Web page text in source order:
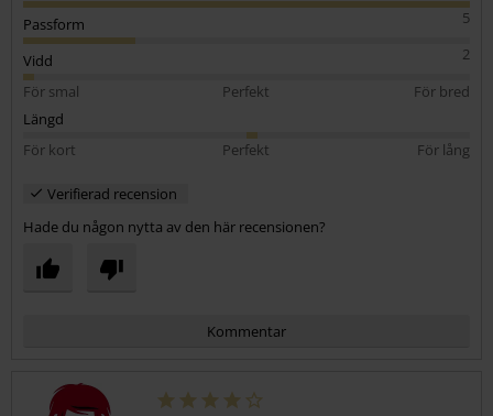
5
Passform
2
Vidd
För smal
Perfekt
För bred
Längd
För kort
Perfekt För lång
Verifierad recension
Hade du någon nytta av den här recensionen?
Kommentar